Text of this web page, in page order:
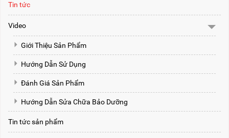
Tin tức
Video
Giới Thiệu Sản Phẩm
Hướng Dẫn Sử Dụng
Đánh Giá Sản Phẩm
Hướng Dẫn Sửa Chữa Bảo Dưỡng
Tin tức sản phẩm